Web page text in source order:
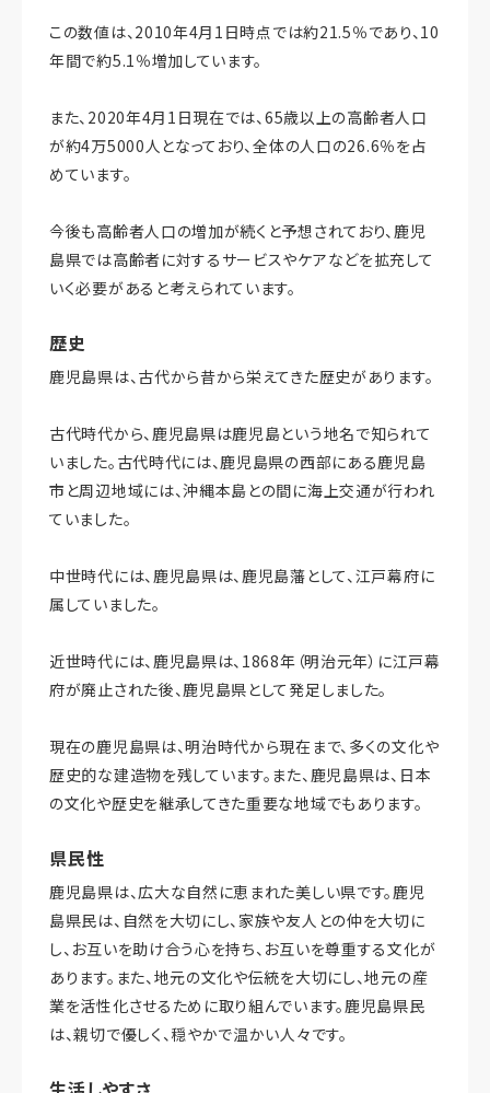
この数値は、2010年4月1日時点では約21.5％であり、10
年間で約5.1％増加しています。
また、2020年4月1日現在では、65歳以上の高齢者人口
が約4万5000人となっており、全体の人口の26.6％を占
めています。
今後も高齢者人口の増加が続くと予想されており、鹿児
島県では高齢者に対するサービスやケアなどを拡充して
いく必要があると考えられています。
歴史
鹿児島県は、古代から昔から栄えてきた歴史があります。
古代時代から、鹿児島県は鹿児島という地名で知られて
いました。古代時代には、鹿児島県の西部にある鹿児島
市と周辺地域には、沖縄本島との間に海上交通が行われ
ていました。
中世時代には、鹿児島県は、鹿児島藩として、江戸幕府に
属していました。
近世時代には、鹿児島県は、1868年（明治元年）に江戸幕
府が廃止された後、鹿児島県として発足しました。
現在の鹿児島県は、明治時代から現在まで、多くの文化や
歴史的な建造物を残しています。また、鹿児島県は、日本
の文化や歴史を継承してきた重要な地域でもあります。
県民性
鹿児島県は、広大な自然に恵まれた美しい県です。鹿児
島県民は、自然を大切にし、家族や友人との仲を大切に
し、お互いを助け合う心を持ち、お互いを尊重する文化が
あります。また、地元の文化や伝統を大切にし、地元の産
業を活性化させるために取り組んでいます。鹿児島県民
は、親切で優しく、穏やかで温かい人々です。